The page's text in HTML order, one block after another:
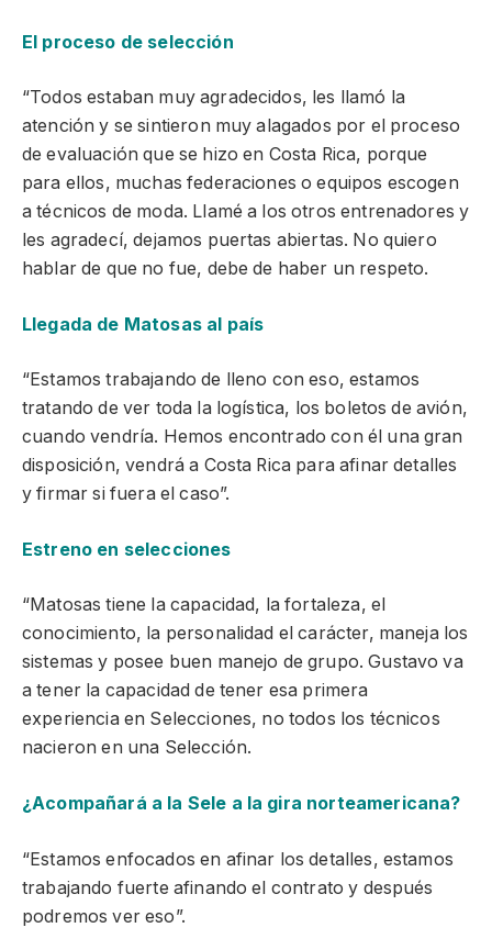
El proceso de selección
“Todos estaban muy agradecidos, les llamó la
atención y se sintieron muy alagados por el proceso
de evaluación que se hizo en Costa Rica, porque
para ellos, muchas federaciones o equipos escogen
a técnicos de moda. Llamé a los otros entrenadores y
les agradecí, dejamos puertas abiertas. No quiero
hablar de que no fue, debe de haber un respeto.
Llegada de Matosas al país
“Estamos trabajando de lleno con eso, estamos
tratando de ver toda la logística, los boletos de avión,
cuando vendría. Hemos encontrado con él una gran
disposición, vendrá a Costa Rica para afinar detalles
y firmar si fuera el caso”.
Estreno en selecciones
“Matosas tiene la capacidad, la fortaleza, el
conocimiento, la personalidad el carácter, maneja los
sistemas y posee buen manejo de grupo. Gustavo va
a tener la capacidad de tener esa primera
experiencia en Selecciones, no todos los técnicos
nacieron en una Selección.
¿Acompañará a la Sele a la gira norteamericana?
“Estamos enfocados en afinar los detalles, estamos
trabajando fuerte afinando el contrato y después
podremos ver eso”.